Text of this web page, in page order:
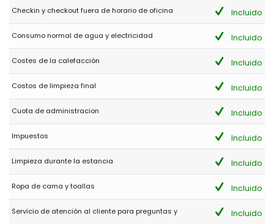
leuke badslippers, korte broek of T-shirtje hebben, dan kun je die
daar beter ter plaatse kopen. De omgeving heeft veel leuke
winkels met een aanbod die je zal verrassen
(Traducido por Google)
Viaje lo más ligero posible llevando la menor cantidad de
equipaje (de mano) posible porque Villa Hendrico tiene casi
menos si vas en avión. Y si quieres unas bonitas zapatillas de
baño, unos pantalones cortos o una camiseta, mejor
comprarlos allí. La zona tiene muchas tiendas bonitas con una
- 8,7
Familias con niños pequeños - Julio 2023 - Holanda :
(Texto original)
Prachtige huis op een mooie locatie. Leuke inrichting en zeer
comfortabele bedden. Een aanrader om de vakantie door te
Checkin y checkout fuera de horario de oficina Incluido
Consumo normal de agua y electricidad Incluido
Costes de la calefacción Incluido
Costos de limpieza final Incluido
Cuota de administracion Incluido
Impuestos Incluido
Limpieza durante la estancia Incluido
Ropa de cama y toallas Incluido
Servicio de atención al cliente para preguntas y
Incluido